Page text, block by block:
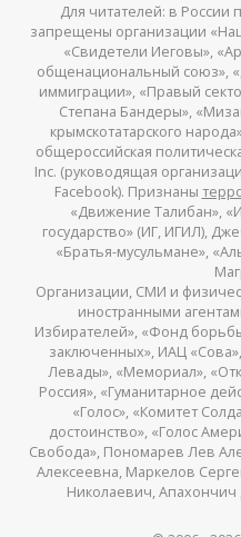
Для читателей: в России
запрещены организации
«Свидетели Иеговы»,
общенациональный союз»,
иммиграции», «Правый
Степана Бандеры»,
крымскотатарского
общероссийская
Inc. (руководящая
Facebook). Признаны
«Движение Талибан»,
государство» (ИГ, ИГИЛ),
«Братья-мусульмане»,
Организации, СМИ и
иностранными
Избирателей», «Фонд
заключенных», ИАЦ
Левады», «Мемориал»,
Россия», «Гуманитарное
«Голос», «Комитет
достоинство», «Голос
Свобода», Пономарев Лев
Алексеевна, Маркелов
Николаевич,